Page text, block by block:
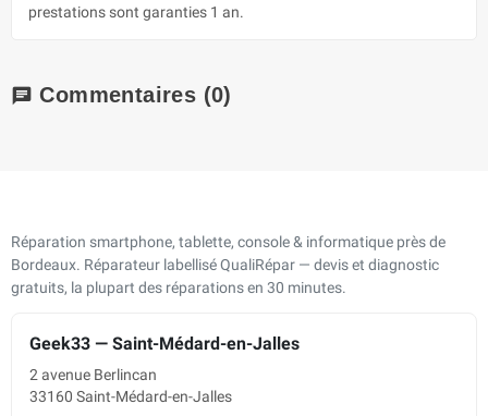
prestations sont garanties 1 an.
chat Commentaires (0)
Réparation smartphone, tablette, console & informatique près de
Bordeaux. Réparateur labellisé QualiRépar — devis et diagnostic
gratuits, la plupart des réparations en 30 minutes.
Geek33 — Saint-Médard-en-Jalles
2 avenue Berlincan
33160 Saint-Médard-en-Jalles